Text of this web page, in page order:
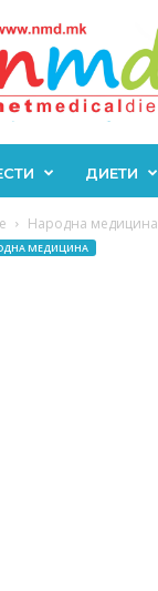
ДИЕТИ
Народна медицина
МЕДИЦИНА